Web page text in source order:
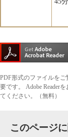
PDF形式のファイルをご
要です。
Adobe Reader
てください。（無料）
このページ